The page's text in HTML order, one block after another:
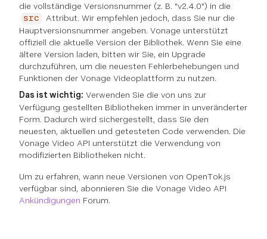
die vollständige Versionsnummer (z. B. "v2.4.0") in die
src
Attribut. Wir empfehlen jedoch, dass Sie nur die
Hauptversionsnummer angeben. Vonage unterstützt
offiziell die aktuelle Version der Bibliothek. Wenn Sie eine
ältere Version laden, bitten wir Sie, ein Upgrade
durchzuführen, um die neuesten Fehlerbehebungen und
Funktionen der Vonage Videoplattform zu nutzen.
Das ist wichtig: Verwenden Sie die von uns zur
Verfügung gestellten Bibliotheken immer in unveränderter
Form. Dadurch wird sichergestellt, dass Sie den
neuesten, aktuellen und getesteten Code verwenden. Die
Vonage Video API unterstützt die Verwendung von
modifizierten Bibliotheken nicht.
Um zu erfahren, wann neue Versionen von OpenTok.js
verfügbar sind, abonnieren Sie die Vonage Video API
Ankündigungen Forum.